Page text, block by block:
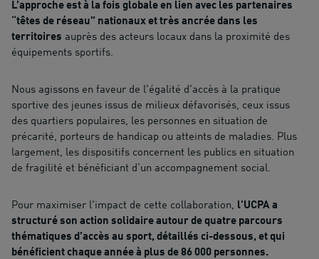
L’approche est à la fois globale en lien avec les partenaires
“têtes de réseau” nationaux et très ancrée dans les
territoires auprès des acteurs locaux dans la proximité des
équipements sportifs.
Nous agissons en faveur de l'égalité d'accès à la pratique
sportive des jeunes issus de milieux défavorisés, ceux issus
des quartiers populaires, les personnes en situation de
précarité, porteurs de handicap ou atteints de maladies. Plus
largement, les dispositifs concernent les publics en situation
de fragilité et bénéficiant d’un accompagnement social.
Pour maximiser l'impact de cette collaboration, l'UCPA a
structuré son action solidaire autour de quatre parcours
thématiques d’accès au sport, détaillés ci-dessous, et qui
bénéficient chaque année à plus de 86 000 personnes.